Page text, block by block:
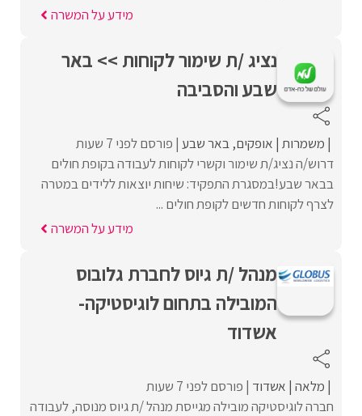
מידע על המשרה
נציג /ת שימור לקוחות >> באר
שבע והסביבה
משמרות אופקים באר שבע פורסם לפני 7 שעות
דרוש/ה נציג/ת שימור וקשרי לקוחות לעבודה בקופת חולים
בבאר שבע!במסגרת התפקיד: שיחות יוצאות ללידים במטרה
לצרף לקוחות חדשים לקופת חולים ...
מידע על המשרה
מנהל /ת גיוס לחברת גלובוס
המובילה בתחום לוגיסטיקה-
אשדוד
מלאה אשדוד פורסם לפני 7 שעות
חברה לוגיסטיקה מובילה מגייסת מנהל /ת גיוס מנוסה, לעבודה